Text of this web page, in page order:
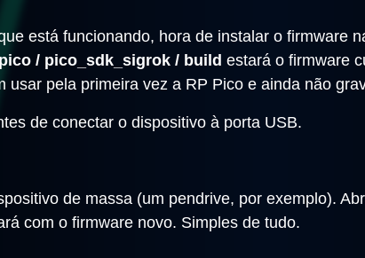
está funcionando, hora de instalar o firmware
/ pico_sdk_sigrok / build estará o firmware
usar pela primeira vez a RP Pico e ainda não
de conectar o dispositivo à porta USB.
de massa (um pendrive, por exemplo).
com o firmware novo. Simples de tudo.